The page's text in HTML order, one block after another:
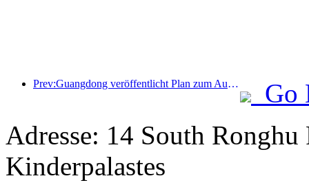
Prev:Guangdong veröffentlicht Plan zum Ausbau der Kapazitäten im Dienstleistungssektor, um die Greater Bay Area zu einem erstklassigen Touristenziel zu entwickeln
Go
Adresse: 14 South Ronghu
Kinderpalastes